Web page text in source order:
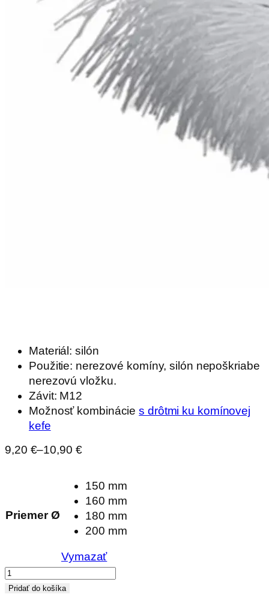
Materiál: silón
Použitie: nerezové komíny, silón nepoškriabe
nerezovú vložku.
Závit: M12
Možnosť kombinácies drôtmi ku komínovej
kefe
9,20 €–10,90 €
Price
Priemer Ø
150 mm
160 mm
180 mm
200 mm
Vymazať
množstvo
Kefa
Pridať do košíka